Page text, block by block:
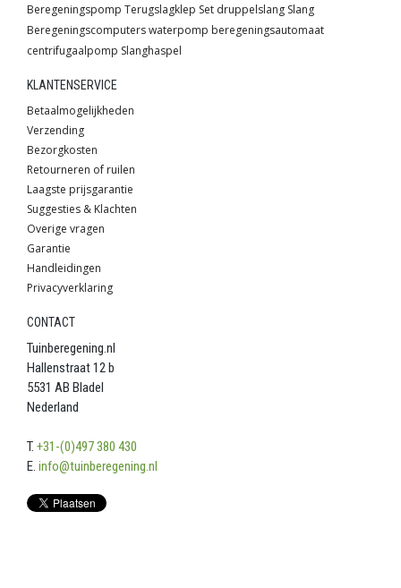
Beregeningspomp Terugslagklep Set druppelslang Slang
Beregeningscomputerswaterpomp beregeningsautomaat
centrifugaalpomp Slanghaspel
KLANTENSERVICE
Betaalmogelijkheden
Verzending
Bezorgkosten
Retourneren of ruilen
Laagste prijsgarantie
Suggesties & Klachten
Overige vragen
Garantie
Handleidingen
Privacyverklaring
CONTACT
Tuinberegening.nl
Hallenstraat 12 b
5531 AB Bladel
Nederland
T. +31-(0)497 380 430
E. info@tuinberegening.nl